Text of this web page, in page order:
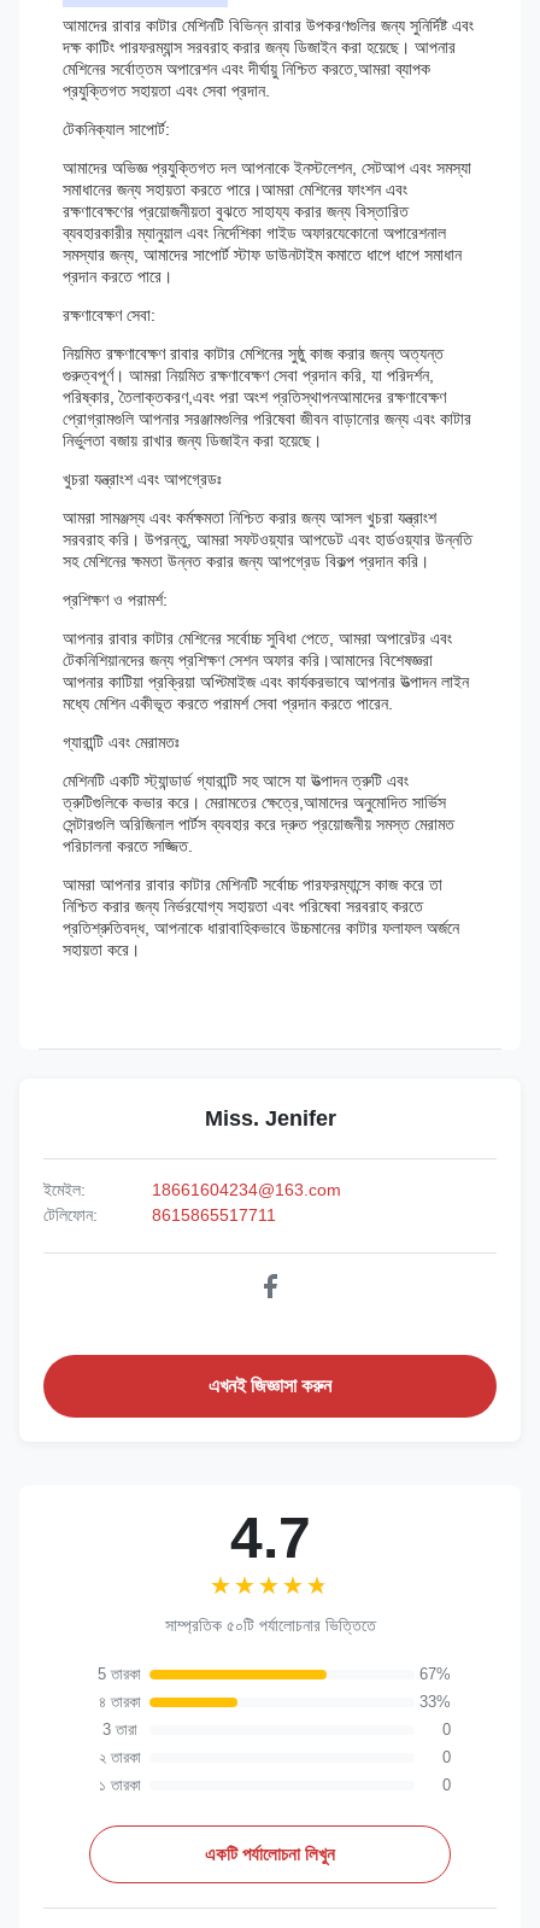
আমাদের রাবার কাটার মেশিনটি বিভিন্ন রাবার উপকরণগুলির জন্য সুনির্দিষ্ট এবং
দক্ষ কাটিং পারফরম্যান্স সরবরাহ করার জন্য ডিজাইন করা হয়েছে। আপনার
মেশিনের সর্বোত্তম অপারেশন এবং দীর্ঘায়ু নিশ্চিত করতে,আমরা ব্যাপক
প্রযুক্তিগত সহায়তা এবং সেবা প্রদান.
টেকনিক্যাল সাপোর্ট:
আমাদের অভিজ্ঞ প্রযুক্তিগত দল আপনাকে ইনস্টলেশন, সেটআপ এবং সমস্যা
সমাধানের জন্য সহায়তা করতে পারে।আমরা মেশিনের ফাংশন এবং
রক্ষণাবেক্ষণের প্রয়োজনীয়তা বুঝতে সাহায্য করার জন্য বিস্তারিত
ব্যবহারকারীর ম্যানুয়াল এবং নির্দেশিকা গাইড অফারযেকোনো অপারেশনাল
সমস্যার জন্য, আমাদের সাপোর্ট স্টাফ ডাউনটাইম কমাতে ধাপে ধাপে সমাধান
প্রদান করতে পারে।
রক্ষণাবেক্ষণ সেবা:
নিয়মিত রক্ষণাবেক্ষণ রাবার কাটার মেশিনের সুষ্ঠু কাজ করার জন্য অত্যন্ত
গুরুত্বপূর্ণ। আমরা নিয়মিত রক্ষণাবেক্ষণ সেবা প্রদান করি, যা পরিদর্শন,
পরিষ্কার, তৈলাক্তকরণ,এবং পরা অংশ প্রতিস্থাপনআমাদের রক্ষণাবেক্ষণ
প্রোগ্রামগুলি আপনার সরঞ্জামগুলির পরিষেবা জীবন বাড়ানোর জন্য এবং কাটার
নির্ভুলতা বজায় রাখার জন্য ডিজাইন করা হয়েছে।
খুচরা যন্ত্রাংশ এবং আপগ্রেডঃ
আমরা সামঞ্জস্য এবং কর্মক্ষমতা নিশ্চিত করার জন্য আসল খুচরা যন্ত্রাংশ
সরবরাহ করি। উপরন্তু, আমরা সফটওয়্যার আপডেট এবং হার্ডওয়্যার উন্নতি
সহ মেশিনের ক্ষমতা উন্নত করার জন্য আপগ্রেড বিকল্প প্রদান করি।
প্রশিক্ষণ ও পরামর্শ:
আপনার রাবার কাটার মেশিনের সর্বোচ্চ সুবিধা পেতে, আমরা অপারেটর এবং
টেকনিশিয়ানদের জন্য প্রশিক্ষণ সেশন অফার করি।আমাদের বিশেষজ্ঞরা
আপনার কাটিয়া প্রক্রিয়া অপ্টিমাইজ এবং কার্যকরভাবে আপনার উত্পাদন লাইন
মধ্যে মেশিন একীভূত করতে পরামর্শ সেবা প্রদান করতে পারেন.
গ্যারান্টি এবং মেরামতঃ
মেশিনটি একটি স্ট্যান্ডার্ড গ্যারান্টি সহ আসে যা উত্পাদন ত্রুটি এবং
ত্রুটিগুলিকে কভার করে। মেরামতের ক্ষেত্রে,আমাদের অনুমোদিত সার্ভিস
সেন্টারগুলি অরিজিনাল পার্টস ব্যবহার করে দ্রুত প্রয়োজনীয় সমস্ত মেরামত
পরিচালনা করতে সজ্জিত.
আমরা আপনার রাবার কাটার মেশিনটি সর্বোচ্চ পারফরম্যান্সে কাজ করে তা
নিশ্চিত করার জন্য নির্ভরযোগ্য সহায়তা এবং পরিষেবা সরবরাহ করতে
প্রতিশ্রুতিবদ্ধ, আপনাকে ধারাবাহিকভাবে উচ্চমানের কাটার ফলাফল অর্জনে
সহায়তা করে।
Miss. Jenifer
ইমেইল:
18661604234@163.com
টেলিফোন:
8615865517711
এখনই জিজ্ঞাসা করুন
4.7
★★★★★
★★★★★
সাম্প্রতিক ৫০টি পর্যালোচনার ভিত্তিতে
5 তারকা
67%
৪ তারকা
33%
3 তারা
0
২ তারকা
0
১ তারকা
0
একটি পর্যালোচনা লিখুন